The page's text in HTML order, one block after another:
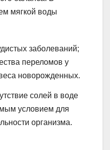
мягкой воды
заболеваний;
переломов у
новорожденных.
солей в воде
условием для
организма.